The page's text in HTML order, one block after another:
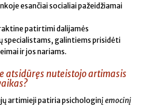
esančiai socialiai pažeidžiamai
patirtimi dalijamės
specialistams, galintiems prisidėti
ir jos nariams.
atsidūręs nuteistojo artimasis
artimieji patiria psichologinį emocinį